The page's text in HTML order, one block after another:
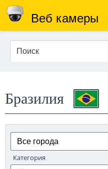
Веб камеры
Бразилия
Категория